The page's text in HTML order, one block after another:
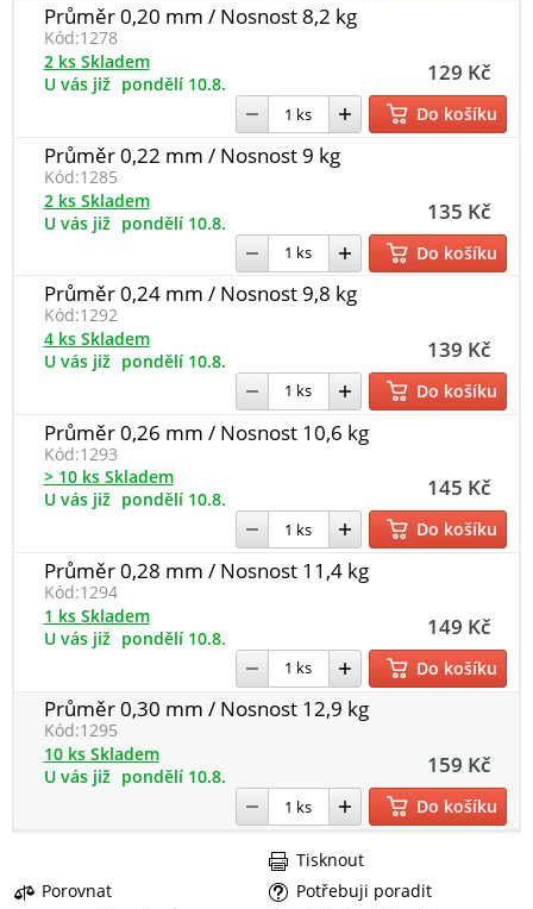
Průměr 0,20 mm / Nosnost 8,2 kg
Kód:1278
129 Kč
2 ks Skladem
U vás již pondělí 10.8.
Do košíku
Průměr 0,22 mm / Nosnost 9 kg
Kód:1285
135 Kč
2 ks Skladem
U vás již pondělí 10.8.
Do košíku
Průměr 0,24 mm / Nosnost 9,8 kg
Kód:1292
139 Kč
4 ks Skladem
U vás již pondělí 10.8.
Do košíku
Průměr 0,26 mm / Nosnost 10,6 kg
Kód:1293
145 Kč
> 10 ks Skladem
U vás již pondělí 10.8.
Do košíku
Průměr 0,28 mm / Nosnost 11,4 kg
Kód:1294
149 Kč
1 ks Skladem
U vás již pondělí 10.8.
Do košíku
Průměr 0,30 mm / Nosnost 12,9 kg
Kód:1295
159 Kč
10 ks Skladem
U vás již pondělí 10.8.
Do košíku
Porovnat
Potřebuji poradit
Tisknout